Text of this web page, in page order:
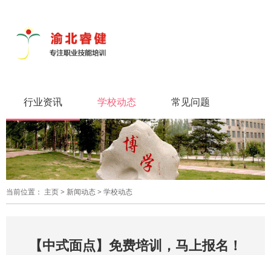
行业资讯
学校动态 常见问题
当前位置： 主页> 新闻动态> 学校动态
【中式面点】免费培训，马上报名！